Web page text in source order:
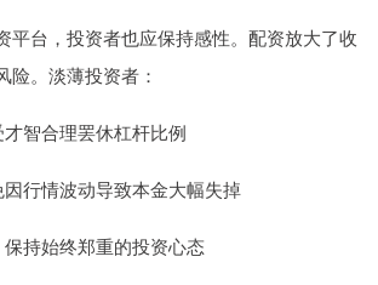
平台，投资者也应保持感性。配资放大了收
险。淡薄投资者：
智合理罢休杠杆比例
行情波动导致本金大幅失掉
持始终郑重的投资心态